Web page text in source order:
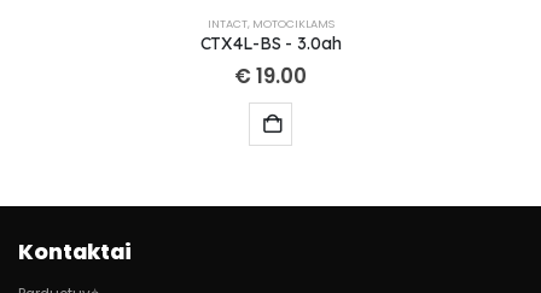
INTACT, MOTOCIKLAMS
CTX4L-BS - 3.0ah
€ 19.00
Kontaktai